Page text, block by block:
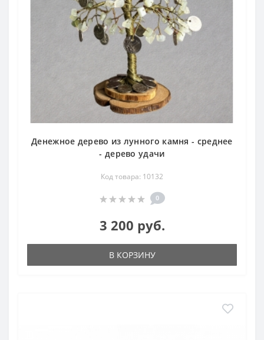
Денежное дерево из лунного камня - среднее
- дерево удачи
Код товара: 10132
0
3 200 руб.
В КОРЗИНУ